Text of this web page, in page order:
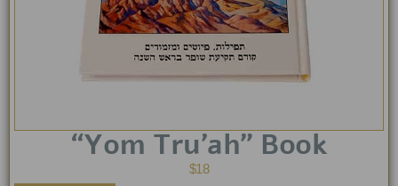
“Yom Tru’ah” Book
$18